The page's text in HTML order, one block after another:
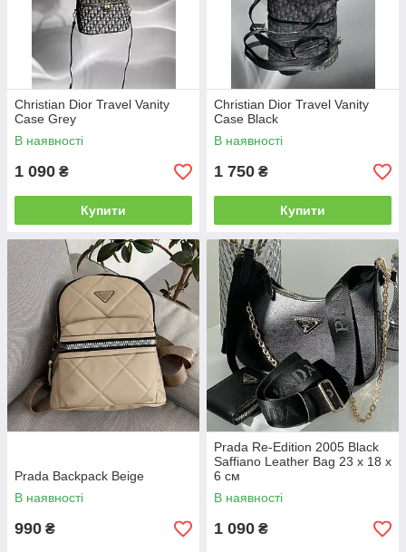
Christian Dior Travel Vanity
Case Grey
В наявності
1 090 ₴
Купити
Christian Dior Travel Vanity
Case Black
В наявності
1 750 ₴
Купити
Prada Backpack Beige
В наявності
990 ₴
Prada Re-Edition 2005 Black
Saffiano Leather Bag 23 х 18 х
6 см
В наявності
1 090 ₴